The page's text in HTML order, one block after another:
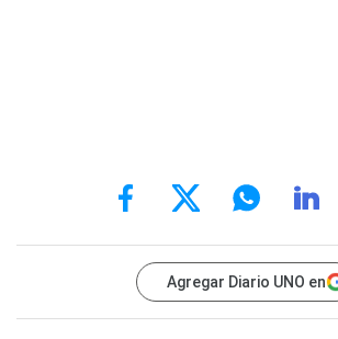
Agregar Diario UNO en